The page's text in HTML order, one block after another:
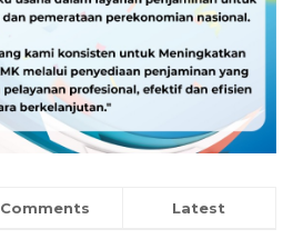
Comments Latest